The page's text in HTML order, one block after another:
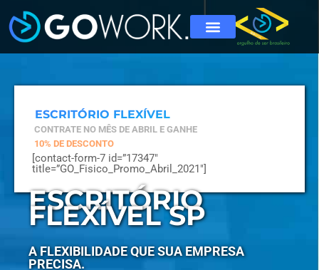
ESCRITÓRIO FLEXÍVEL
CONTRATE NO MÊS DE ABRIL E GANHE
10% DE DESCONTO
[contact-form-7 id=”17347″
title=”GO_Fisico_Promo_Abril_2021″]
ESCRITÓRIO
FLEXÍVEL SP
A FLEXIBILIDADE QUE SUA EMPRESA
PRECISA.